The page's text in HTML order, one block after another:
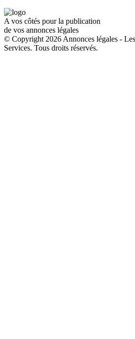
A vos côtés pour la publication
de vos annonces légales
© Copyright 2026 Annonces légales -
Services. Tous droits réservés.